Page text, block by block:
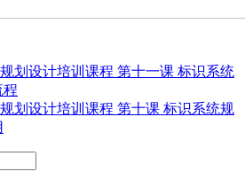
划设计培训课程 第十一课 标识系统
程
划设计培训课程 第十课 标识系统规